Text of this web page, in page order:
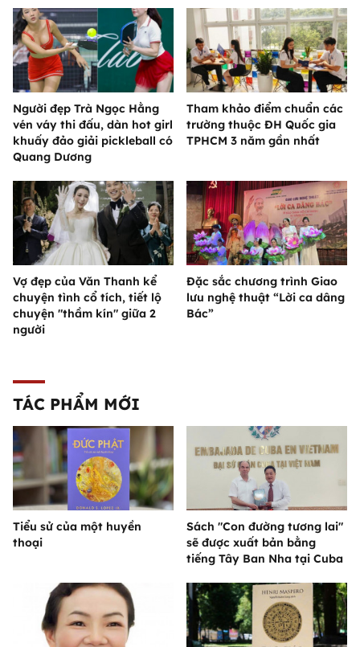
Người đẹp Trà Ngọc Hằng
vén váy thi đấu, dàn hot girl
khuấy đảo giải pickleball có
Quang Dương
Tham khảo điểm chuẩn các
trường thuộc ĐH Quốc gia
TPHCM 3 năm gần nhất
Vợ đẹp của Văn Thanh kể
chuyện tình cổ tích, tiết lộ
chuyện "thầm kín" giữa 2
người
Đặc sắc chương trình Giao
lưu nghệ thuật “Lời ca dâng
Bác”
TÁC PHẨM MỚI
Tiểu sử của một huyền
thoại
Sách "Con đường tương lai"
sẽ được xuất bản bằng
tiếng Tây Ban Nha tại Cuba